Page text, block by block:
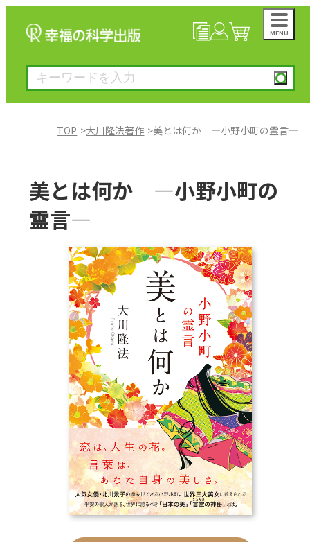
MENU
一般書
絵本
雑誌
CD
DVD・ブルーレイ
雑貨
外国語
TOP 大川隆法著作 美とは何か ―小野小町の霊言―
美とは何か ―小野小町の
霊言―